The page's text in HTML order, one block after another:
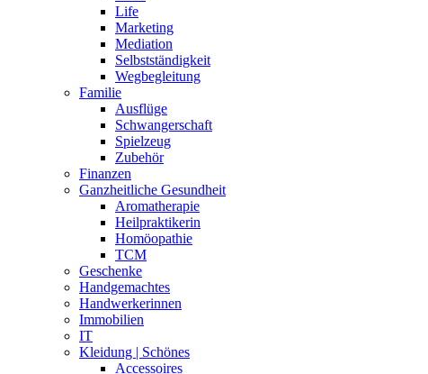
Life
Marketing
Mediation
Selbstständigkeit
Wegbegleitung
Familie
Ausflüge
Schwangerschaft
Spielzeug
Zubehör
Finanzen
Ganzheitliche Gesundheit
Aromatherapie
Heilpraktikerin
Homöopathie
TCM
Geschenke
Handgemachtes
Handwerkerinnen
Immobilien
IT
Kleidung | Schönes
Accessoires